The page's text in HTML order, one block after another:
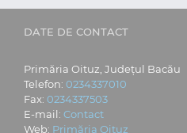
DATE DE CONTACT
Primăria Oituz, Județul Bacău
Telefon: 0234337010
Fax: 0234337503
E-mail: Contact
Web: Primăria Oituz